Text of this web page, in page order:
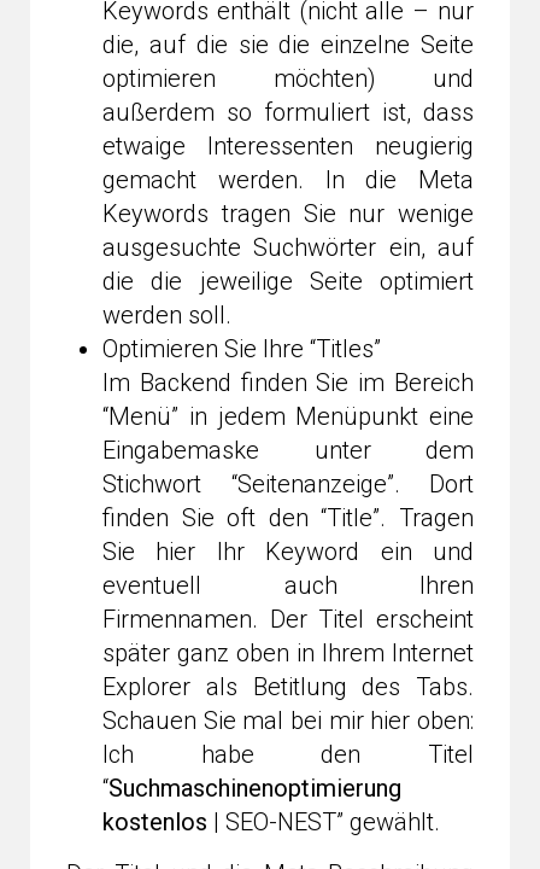
Keywords enthält (nicht alle – nur
die, auf die sie die einzelne Seite
optimieren möchten) und
außerdem so formuliert ist, dass
etwaige Interessenten neugierig
gemacht werden. In die Meta
Keywords tragen Sie nur wenige
ausgesuchte Suchwörter ein, auf
die die jeweilige Seite optimiert
werden soll.
Optimieren Sie Ihre “Titles”
Im Backend finden Sie im Bereich
“Menü” in jedem Menüpunkt eine
Eingabemaske unter dem
Stichwort “Seitenanzeige”. Dort
finden Sie oft den “Title”. Tragen
Sie hier Ihr Keyword ein und
eventuell auch Ihren
Firmennamen. Der Titel erscheint
später ganz oben in Ihrem Internet
Explorer als Betitlung des Tabs.
Schauen Sie mal bei mir hier oben:
Ich habe den Titel
“Suchmaschinenoptimierung
kostenlos | SEO-NEST” gewählt.